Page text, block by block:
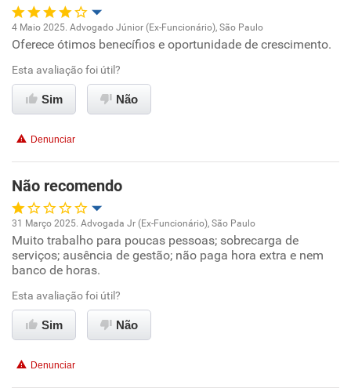
Recomenda a diretoria
Oportunidade de promoção
Ambiente de trabalho
Benefícios
Recomenda esta empresa
Recomenda a diretoria
4 Maio 2025. Advogado Júnior (Ex-Funcionário), São Paulo
Oferece ótimos benecífios e oportunidade de crescimento.
Esta avaliação foi útil?
Sim Não
Denunciar
Não recomendo
Oportunidade de promoção
Conciliação com a vida familiar
31 Março 2025. Advogada Jr (Ex-Funcionário), São Paulo
Muito trabalho para poucas pessoas; sobrecarga de
serviços; ausência de gestão; não paga hora extra e nem
banco de horas.
Esta avaliação foi útil?
Sim Não
Denunciar